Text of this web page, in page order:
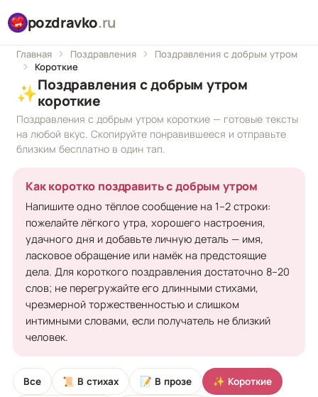
pozdravko.ru
Главная Поздравления
Поздравления с добрым утром
Короткие
✨Поздравления с добрым утром
короткие
Поздравления с добрым утром короткие — готовые тексты
на любой вкус. Скопируйте понравившееся и отправьте
близким бесплатно в один тап.
Как коротко поздравить с добрым утром
Напишите одно тёплое сообщение на 1–2 строки:
пожелайте лёгкого утра, хорошего настроения,
удачного дня и добавьте личную деталь — имя,
ласковое обращение или намёк на предстоящие
дела. Для короткого поздравления достаточно 8–20
слов; не перегружайте его длинными стихами,
чрезмерной торжественностью и слишком
интимными словами, если получатель не близкий
человек.
Все 📜 В стихах 📝 В прозе ✨ Короткие